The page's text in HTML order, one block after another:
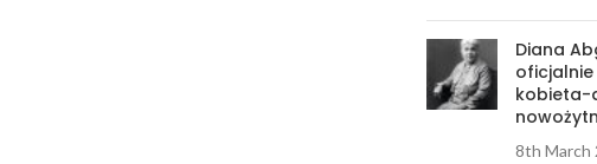
Diana
kobieta-
8th March